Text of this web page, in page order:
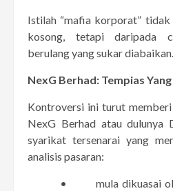
Istilah “mafia korporat”
kosong, tetapi daripada
berulang yang sukar diabaikan.
NexG Berhad: Tempias
Kontroversi ini turut
NexG Berhad atau dulunya
syarikat tersenarai yang
analisis pasaran:
• mula dikuasai oleh